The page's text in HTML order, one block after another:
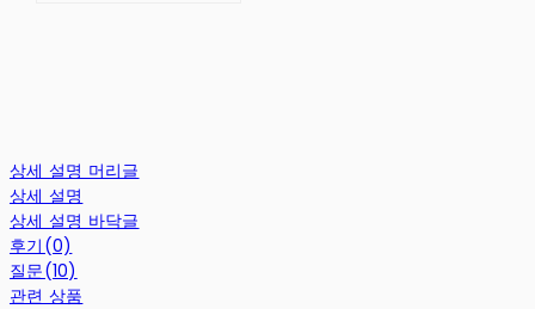
상세 설명 머리글
상세 설명
상세 설명 바닥글
후기(0)
질문(10)
관련 상품